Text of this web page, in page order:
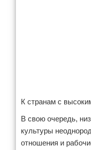
К странам с
В свою очередь,
культуры
отношения и